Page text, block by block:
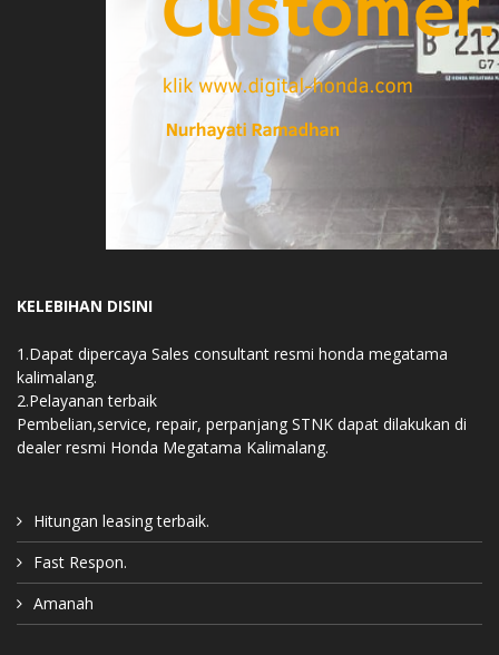
KELEBIHAN DISINI
1.Dapat dipercaya Sales consultant resmi honda megatama
kalimalang.
2.Pelayanan terbaik
Pembelian,service, repair, perpanjang STNK dapat dilakukan di
dealer resmi Honda Megatama Kalimalang.
Hitungan leasing terbaik.
Fast Respon.
Amanah